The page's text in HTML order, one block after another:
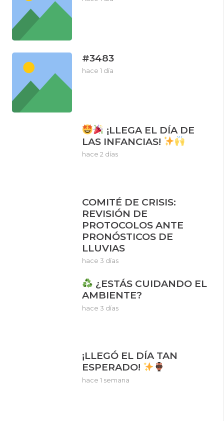
#3483
hace 1 día
¡LLEGA EL DÍA DE
LAS INFANCIAS!
hace 2 días
COMITÉ DE CRISIS:
REVISIÓN DE
PROTOCOLOS ANTE
PRONÓSTICOS DE
LLUVIAS
hace 3 días
¿ESTÁS CUIDANDO EL
AMBIENTE?
hace 3 días
¡LLEGÓ EL DÍA TAN
ESPERADO!
hace 1 semana